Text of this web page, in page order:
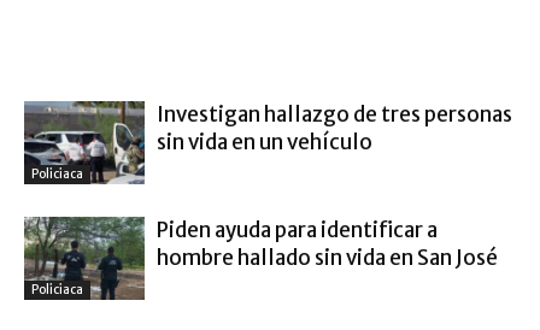
Policiaca
Investigan hallazgo de tres personas
sin vida en un vehículo
Policiaca
Piden ayuda para identificar a
hombre hallado sin vida en San José